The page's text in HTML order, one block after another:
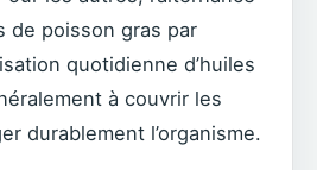
de poisson gras par
quotidienne d’huiles
à couvrir les
durablement l’organisme.